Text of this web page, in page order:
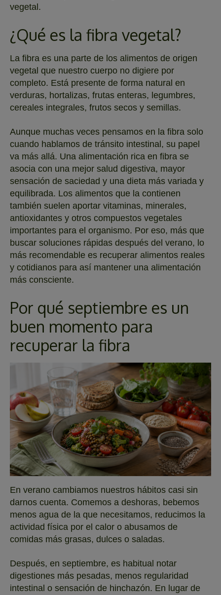
vegetal.
¿Qué es la fibra vegetal?
La fibra es una parte de los alimentos de origen
vegetal que nuestro cuerpo no digiere por
completo. Está presente de forma natural en
verduras, hortalizas, frutas enteras, legumbres,
cereales integrales, frutos secos y semillas.
Aunque muchas veces pensamos en la fibra solo
cuando hablamos de tránsito intestinal, su papel
va más allá. Una alimentación rica en fibra se
asocia con una mejor salud digestiva, mayor
sensación de saciedad y una dieta más variada y
equilibrada. Los alimentos que la contienen
también suelen aportar vitaminas, minerales,
antioxidantes y otros compuestos vegetales
importantes para el organismo. Por eso, más que
buscar soluciones rápidas después del verano, lo
más recomendable es recuperar alimentos reales
y cotidianos para así mantener una alimentación
más consciente.
Por qué septiembre es un
buen momento para
recuperar la fibra
En verano cambiamos nuestros hábitos casi sin
darnos cuenta. Comemos a deshoras, bebemos
menos agua de la que necesitamos, reducimos la
actividad física por el calor o abusamos de
comidas más grasas, dulces o saladas.
Después, en septiembre, es habitual notar
digestiones más pesadas, menos regularidad
intestinal o sensación de hinchazón. En lugar de